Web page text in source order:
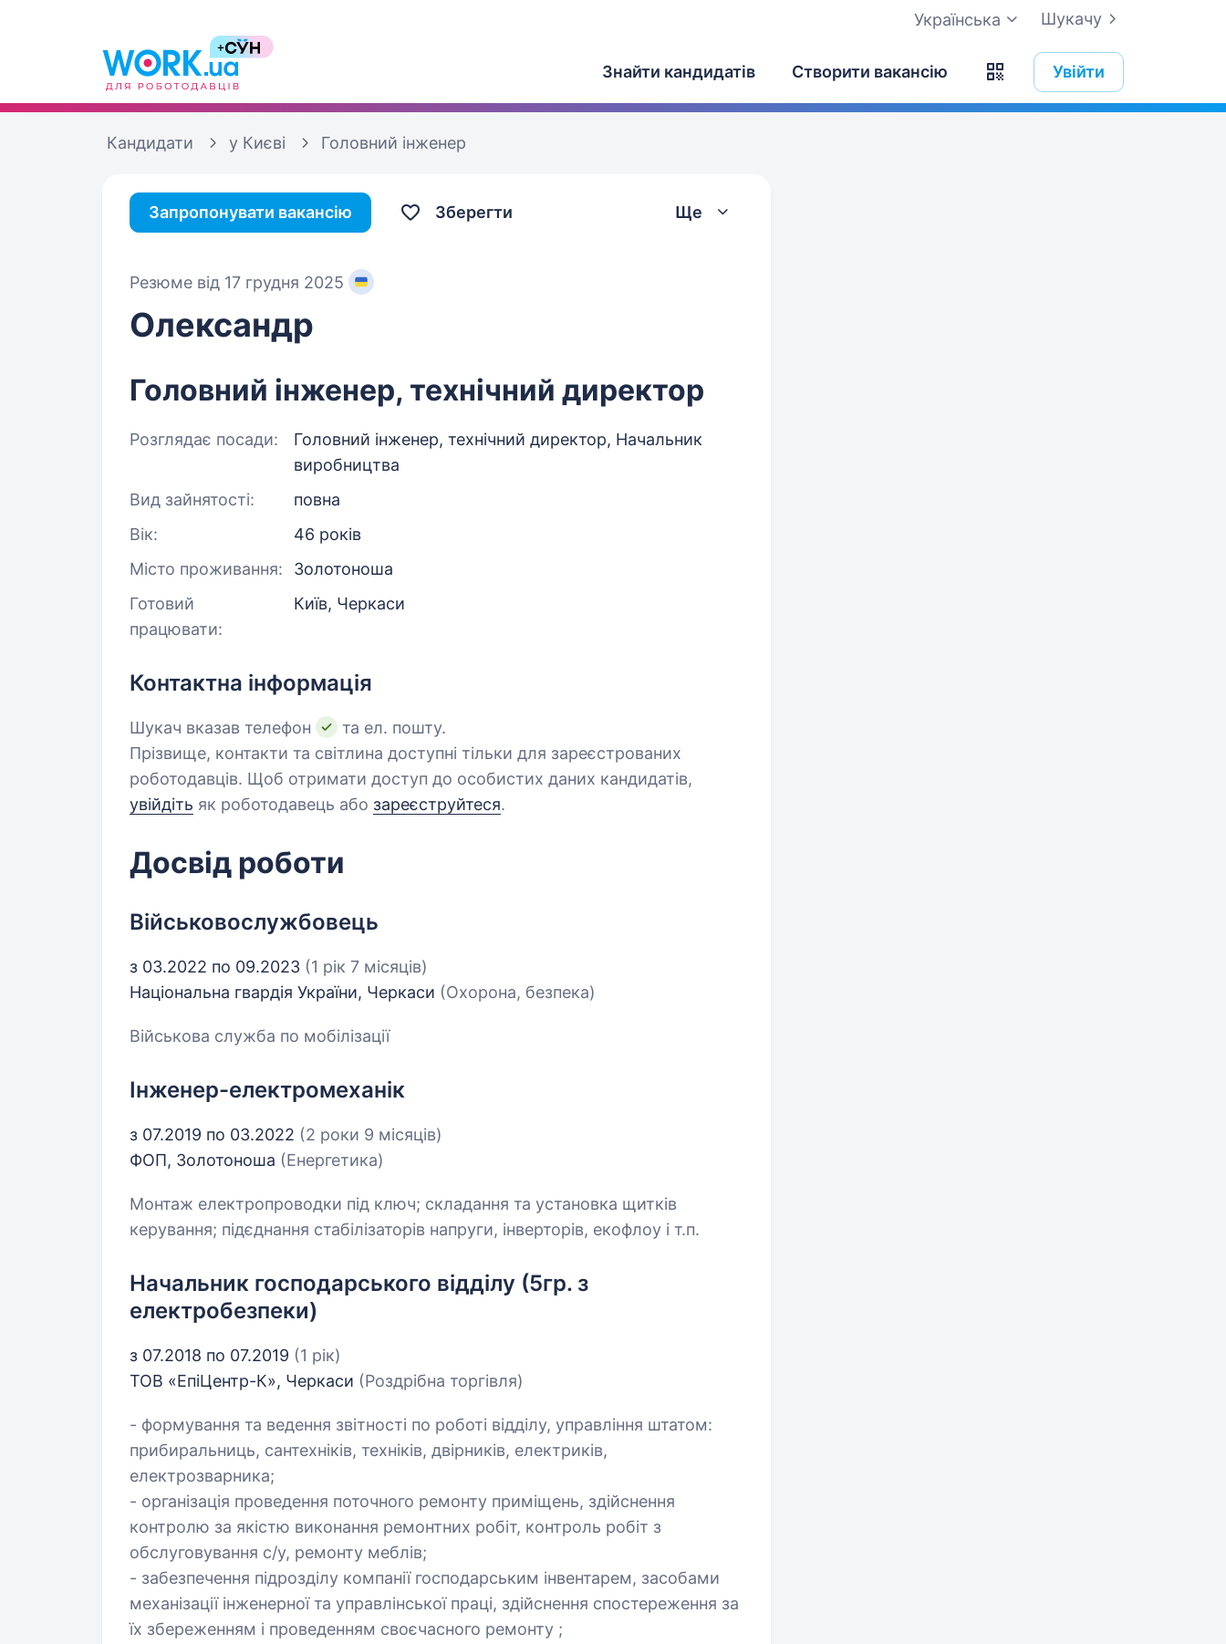
Шукачу
Українська
Знайти кандидатів Створити вакансію Увійти
Кандидати у Києві Головний інженер
Запропонувати вакансію Зберегти Ще
Резюме від 17 грудня 2025
Олександр
Головний інженер, технічний директор
Розглядає посади:
Головний інженер, технічний директор, Начальник
виробництва
Вид зайнятості:
повна
Вік:
46 років
Місто проживання:
Золотоноша
Готовий
працювати:
Київ, Черкаси
Контактна інформація
Шукач вказав телефон
та ел. пошту.
Прізвище, контакти та світлина доступні тільки для зареєстрованих
роботодавців. Щоб отримати доступ до особистих даних кандидатів,
увійдіть як роботодавець або зареєструйтеся.
Досвід роботи
Військовослужбовець
з 03.2022 по 09.2023 (1 рік 7 місяців)
Національна гвардія України, Черкаси (Охорона, безпека)
Військова служба по мобілізації
Інженер-електромеханік
з 07.2019 по 03.2022 (2 роки 9 місяців)
ФОП, Золотоноша (Енергетика)
Монтаж електропроводки під ключ; складання та установка щитків
керування; підєднання стабілізаторів напруги, інверторів, екофлоу і т.п.
Начальник господарського відділу (5гр. з
електробезпеки)
з 07.2018 по 07.2019 (1 рік)
ТОВ «ЕпіЦентр-К», Черкаси (Роздрібна торгівля)
- формування та ведення звітності по роботі відділу, управління штатом:
прибиральниць, сантехніків, техніків, двірників, електриків,
електрозварника;
- організація проведення поточного ремонту приміщень, здійснення
контролю за якістю виконання ремонтних робіт, контроль робіт з
обслуговування с/у, ремонту меблів;
- забезпечення підрозділу компанії господарським інвентарем, засобами
механізації інженерної та управлінської праці, здійснення спостереження за
їх збереженням і проведенням своєчасного ремонту ;